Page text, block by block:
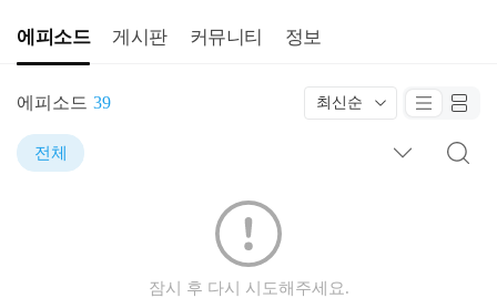
에피소드 게시판 커뮤니티 정보
에피소드 39 최신순
전체
잠시 후 다시 시도해주세요.